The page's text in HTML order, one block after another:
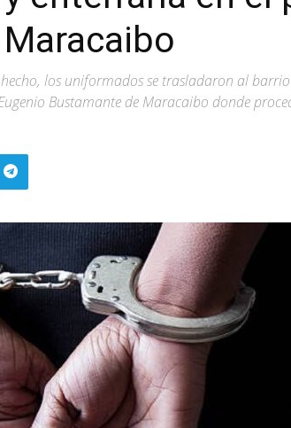
los uniformados se trasladaron al
Bustamante de Maracaibo donde